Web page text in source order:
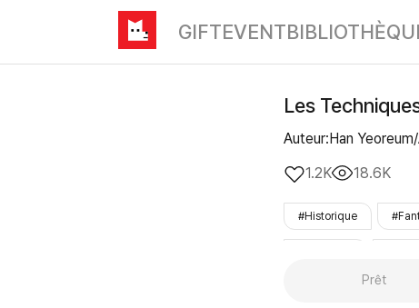
GIFTEVENT
Les
Auteur:Han
1.2K
18.6K
#Historique
Prêt